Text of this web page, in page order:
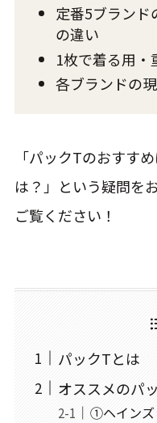
定番5ブランド
の違い
1枚で着る用・
各ブランドの
「パックTのおすす
は？」という疑問を
ご覧ください！
パックTとは
オススメのパ
①ヘインズ